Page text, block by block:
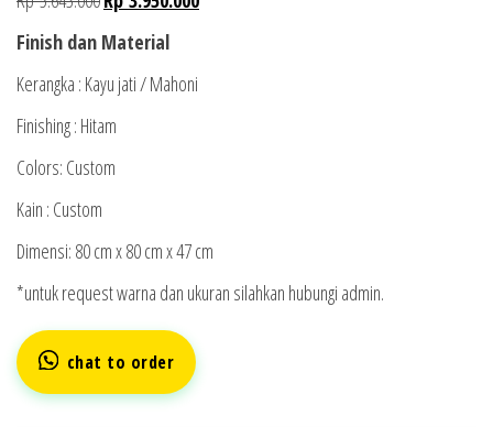
Finish dan Material
Kerangka : Kayu jati / Mahoni
Finishing : Hitam
Colors: Custom
Kain : Custom
Dimensi: 80 cm x 80 cm x 47 cm
*untuk request warna dan ukuran silahkan hubungi admin.
chat to order